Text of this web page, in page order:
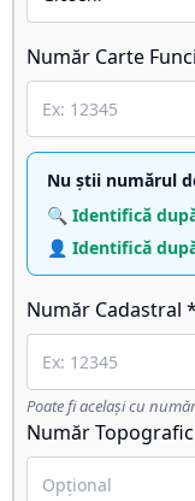
Număr Carte
Nu știi numărul
🔍 Identifică
👤 Identifică
Număr Cadastral *
Poate fi același cu
Număr Topografic